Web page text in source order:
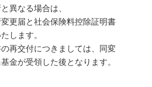
異なる場合は、
更届と社会保険料控除証明書
します。
再交付につきましては、同変
金が受領した後となります。